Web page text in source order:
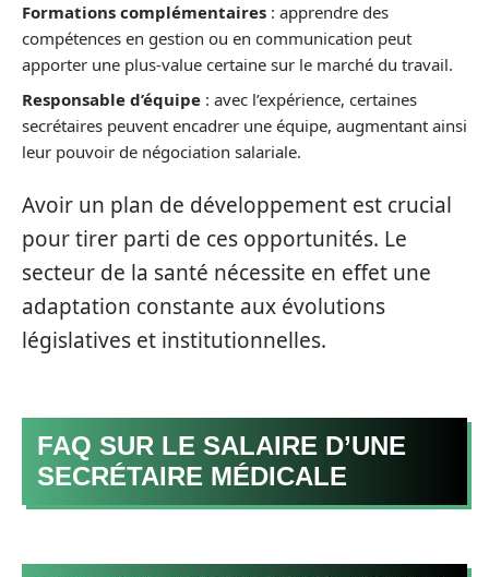
Formations complémentaires : apprendre des
compétences en gestion ou en communication peut
apporter une plus-value certaine sur le marché du travail.
Responsable d’équipe : avec l’expérience, certaines
secrétaires peuvent encadrer une équipe, augmentant ainsi
leur pouvoir de négociation salariale.
Avoir un plan de développement est crucial
pour tirer parti de ces opportunités. Le
secteur de la santé nécessite en effet une
adaptation constante aux évolutions
législatives et institutionnelles.
FAQ SUR LE SALAIRE D’UNE
SECRÉTAIRE MÉDICALE